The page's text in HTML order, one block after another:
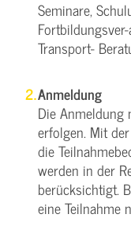
Seminare,
Transport-
Anmeldung
Die Anmeldung
erfolgen. Mit
die
werden in der
berücksichtigt.
eine Teilnahme